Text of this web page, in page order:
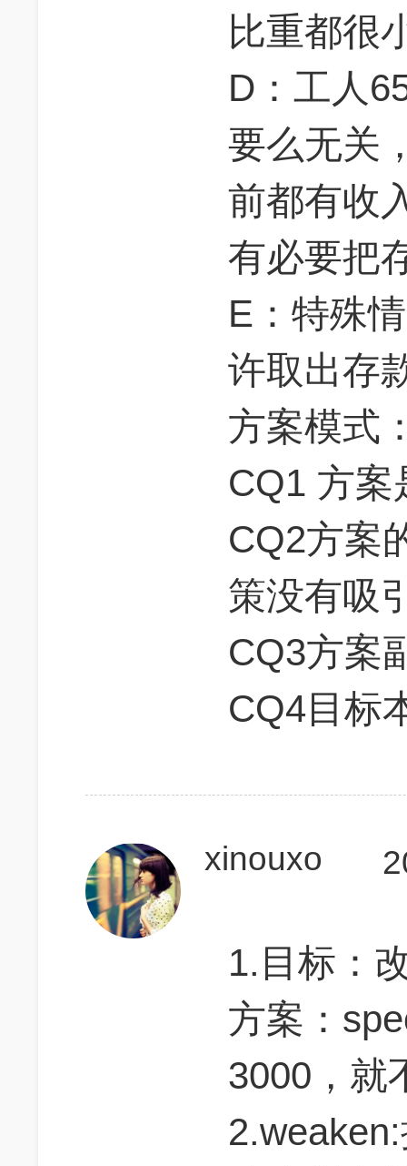
比重都很
D：工人
要么无关
前都有收
有必要把
E：特殊
许取出存
方案模式
CQ1 方案
CQ2方案
策没有吸
CQ3方案
CQ4目标
xinouxo
1.目标：
方案：
3000，就